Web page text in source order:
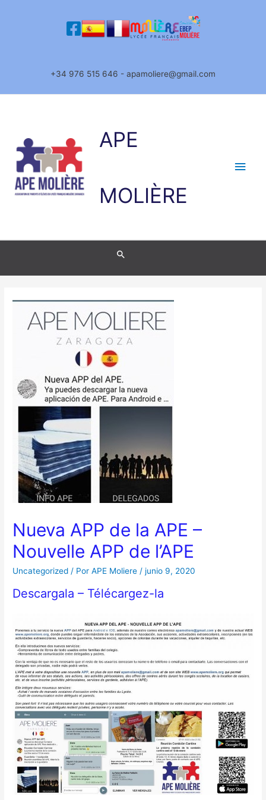
+34 976 515 646 - apamoliere@gmail.com
APE
MOLIÈRE
Buscar
Nueva APP de la APE –
Nouvelle APP de l’APE
Uncategorized / PorAPE Moliere /junio 9, 2020
Descargala – Télécargez-la